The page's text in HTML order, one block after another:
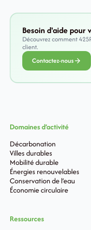
Besoin d'aide pour
Découvrez comment
client.
Contactez-nous
Domaines d’activité
Décarbonation
Villes durables
Mobilité durable
Énergies renouvelables
Conservation de l’eau
Économie circulaire
Ressources